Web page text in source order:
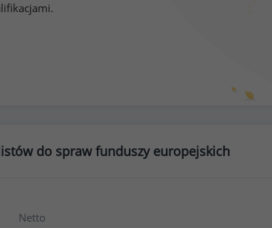
do spraw funduszy europejskich
Netto